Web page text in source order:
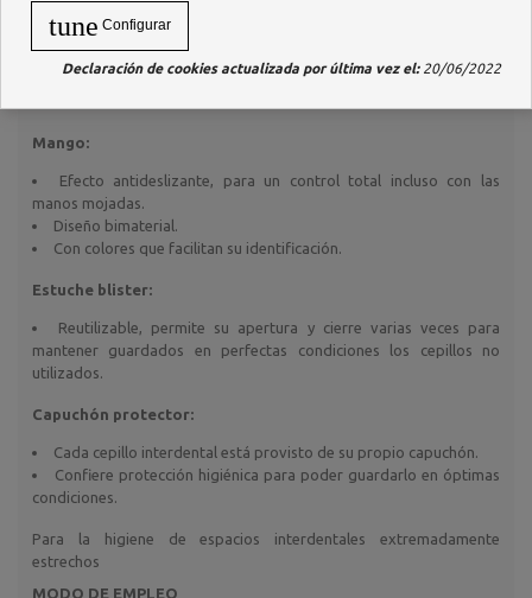
De color blanco para dar una apariencia clínica que motive el uso
en el paciente.
Evita el efecto galvánico sobre implantes y obturaciones
Mango:
Efecto antideslizante, para un control total incluso con las
manos mojadas.
Diseño bimaterial.
Con colores que facilitan su identificación.
Estuche blister:
Reutilizable, permite su apertura y cierre varias veces para
mantener guardados en perfectas condiciones los cepillos no
utilizados.
Capuchón protector:
Cada cepillo interdental está provisto de su propio capuchón.
Confiere protección higiénica para poder guardarlo en óptimas
condiciones.
Para la higiene de espacios interdentales extremadamente
estrechos
MODO DE EMPLEO
tune Configurar
Declaración de cookies actualizada por última vez el:20/06/2022